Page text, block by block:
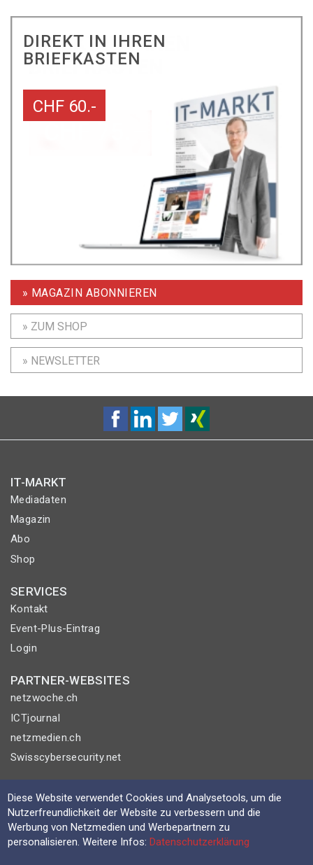
DIREKT IN IHREN
BRIEFKASTEN
CHF 60.-
» MAGAZIN ABONNIEREN
» ZUM SHOP
» NEWSLETTER
IT-MARKT
Mediadaten
Magazin
Abo
Shop
SERVICES
Kontakt
Event-Plus-Eintrag
Login
PARTNER-WEBSITES
netzwoche.ch
ICTjournal
netzmedien.ch
Swisscybersecurity.net
Impressum
AGB
Nutzungsbestimmungen
Diese Website verwendet Cookies und Analysetools, um die
Nutzerfreundlichkeit der Website zu verbessern und die
Werbung von Netzmedien und Werbepartnern zu
personalisieren. Weitere Infos:Datenschutzerklärung